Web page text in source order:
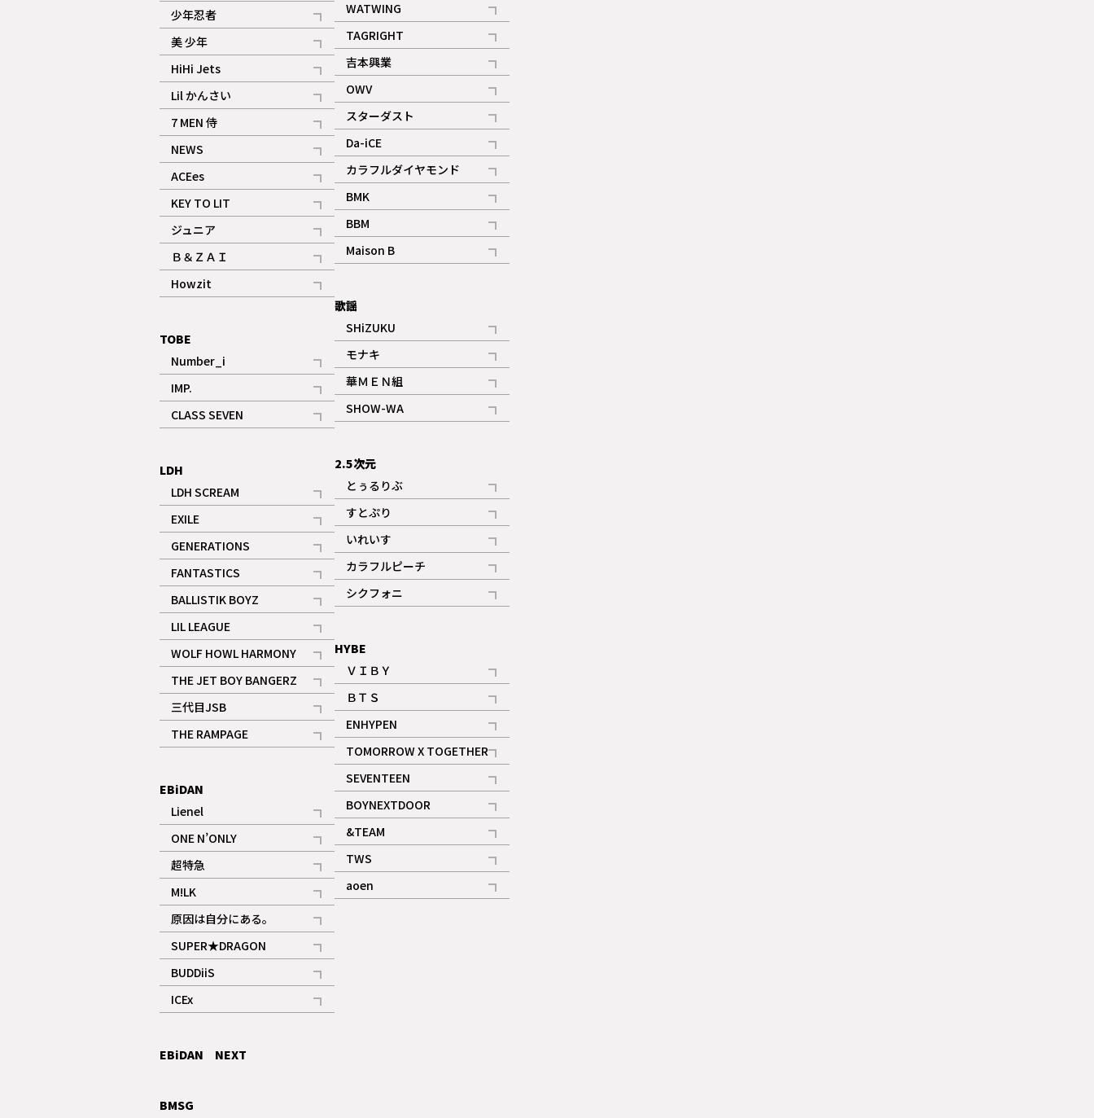
記事
ギャラリー
少年忍者
記事
美 少年
記事
HiHi Jets
記事
Lil かんさい
記事
7 MEN 侍
記事
NEWS
記事
ACEes
記事
KEY TO LIT
記事
ジュニア
記事
Ｂ＆ＺＡＩ
記事
Howzit
記事
TOBE
Number_i
記事
IMP.
記事
CLASS SEVEN
記事
LDH
LDH SCREAM
記事
EXILE
記事
GENERATIONS
記事
FANTASTICS
記事
BALLISTIK BOYZ
記事
LIL LEAGUE
記事
WOLF HOWL HARMONY
記事
THE JET BOY BANGERZ
記事
三代目JSB
記事
THE RAMPAGE
記事
EBiDAN
Lienel
記事
ONE N’ONLY
記事
超特急
記事
ギャラリー
M!LK
記事
原因は自分にある。
記事
SUPER★DRAGON
記事
BUDDiiS
記事
ICEx
記事
EBiDAN NEXT
BMSG
WATWING
記事
TAGRIGHT
記事
吉本興業
記事
OWV
記事
ギャラリー
スターダスト
記事
Da-iCE
記事
カラフルダイヤモンド
記事
BMK
記事
ギャラリー
BBM
記事
ギャラリー
Maison B
記事
歌謡
SHiZUKU
記事
モナキ
記事
華ＭＥＮ組
記事
SHOW-WA
記事
2.5次元
とぅるりぶ
記事
すとぷり
記事
ギャラリー
いれいす
記事
ギャラリー
カラフルピーチ
記事
シクフォニ
記事
HYBE
ＶＩＢＹ
記事
ＢＴＳ
記事
ENHYPEN
記事
TOMORROW X TOGETHER
記事
ギャラリー
SEVENTEEN
記事
BOYNEXTDOOR
記事
&TEAM
記事
ギャラリー
TWS
記事
aoen
記事